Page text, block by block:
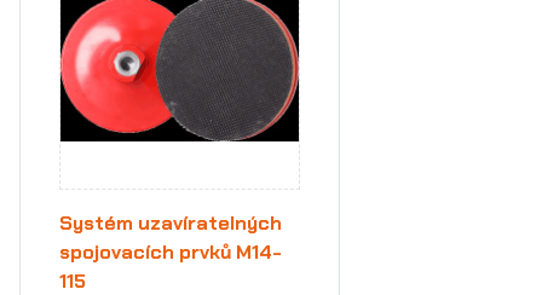
Systém uzavíratelných
spojovacích prvků M14-
115